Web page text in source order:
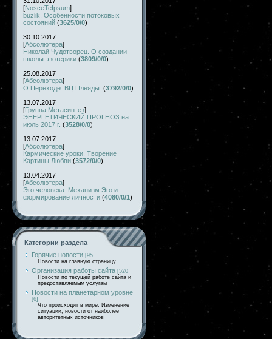
[NosceTeIpsum]
buzlik. Особенности потоковых
состояний (3625/0/0)
30.10.2017
[Абсолютера]
Николай Чудотворец. О создании
школы эзотерики (3809/0/0)
25.08.2017
[Абсолютера]
О Переходе. ВЦ Плеяды. (3792/0/0)
13.07.2017
[Группа Метасинтез]
ЭНЕРГЕТИЧЕСКИЙ ПРОГНОЗ на
июль 2017 г. (3528/0/0)
13.07.2017
[Абсолютера]
Кармические уроки. Творение
Картины Любви (3572/0/0)
13.04.2017
[Абсолютера]
Эго человека. Механизм Эго и
формирование личности (4080/0/1)
Категории раздела
Горячие новости [95]
Новости на главную страницу
Организация работы сайта [520]
Новости по текущей работе сайта и
предоставляемым услугам
Новости на планетарном уровне
[6]
Что происходит в мире. Изменение
ситуации, новости от наиболее
авторитетных источников